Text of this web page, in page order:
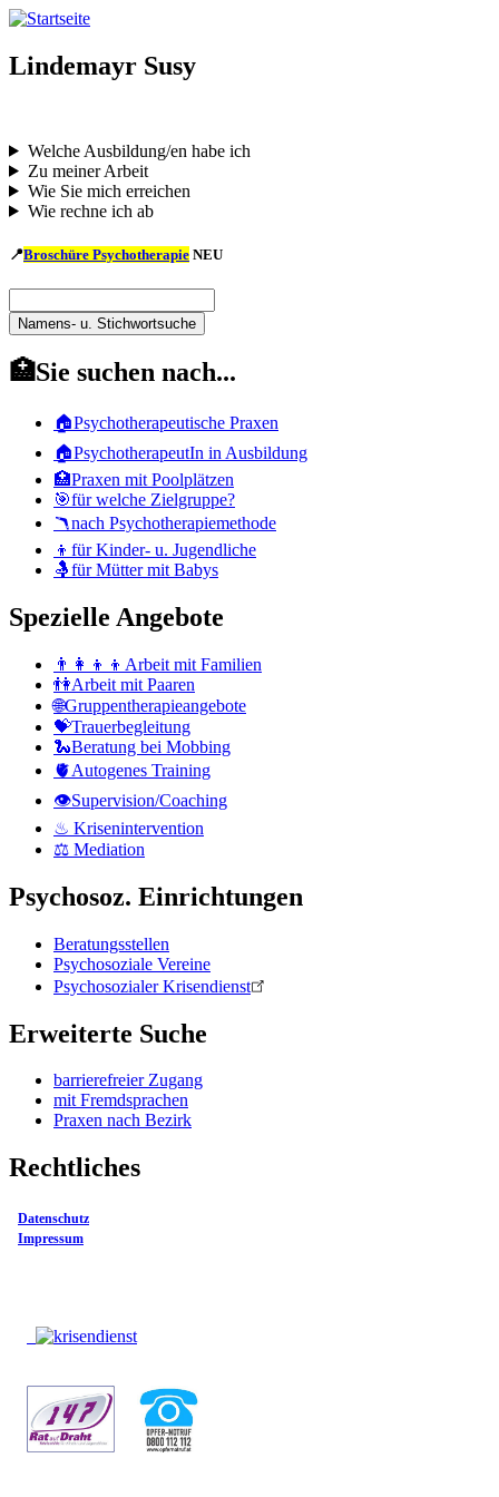
Direkt
Inhalt
Lindemayr Susy
Welche Ausbildung/en habe ich
Zu meiner Arbeit
Wie Sie mich erreichen
Wie rechne ich ab
📍Broschüre Psychotherapie NEU
Namens-
u.
Stichwortsuche
u.
Stichwortsuche
🏥Sie suchen nach...
🏠Psychotherapeutische Praxen
🏠PsychotherapeutIn in Ausbildung
🏥Praxen mit Poolplätzen
🎯für welche Zielgruppe?
🪃nach Psychotherapiemethode
👦für Kinder- u. Jugendliche
🤱für Mütter mit Babys
Spezielle Angebote
👨‍👩‍👦‍👦Arbeit mit Familien
👫Arbeit mit Paaren
🌐Gruppentherapieangebote
💝Trauerbegleitung
🐍Beratung bei Mobbing
🫀Autogenes Training
👁Supervision/Coaching
♨ Krisenintervention
⚖ Mediation
Psychosoz. Einrichtungen
Beratungsstellen
Psychosoziale Vereine
Psychosozialer Krisendienst
Erweiterte Suche
barrierefreier Zugang
mit Fremdsprachen
Praxen nach Bezirk
Rechtliches
Datenschutz
Impressum